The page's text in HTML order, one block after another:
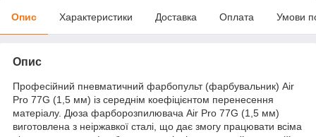
Опис Характеристики Доставка Оплата Умови
Опис
Професійний пневматичний фарбопульт (фарбувальник) Air
Pro 77G (1,5 мм) із середнім коефіцієнтом перенесення
матеріалу. Дюза фарборозпилювача Air Pro 77G (1,5 мм)
виготовлена з неіржавкої сталі, що дає змогу працювати всіма